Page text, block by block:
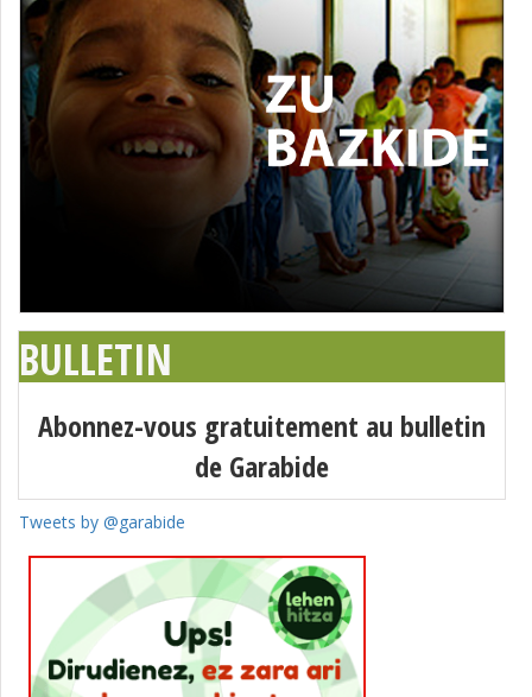
BULLETIN
Abonnez-vous gratuitement au bulletin
de Garabide
Tweets by @garabide